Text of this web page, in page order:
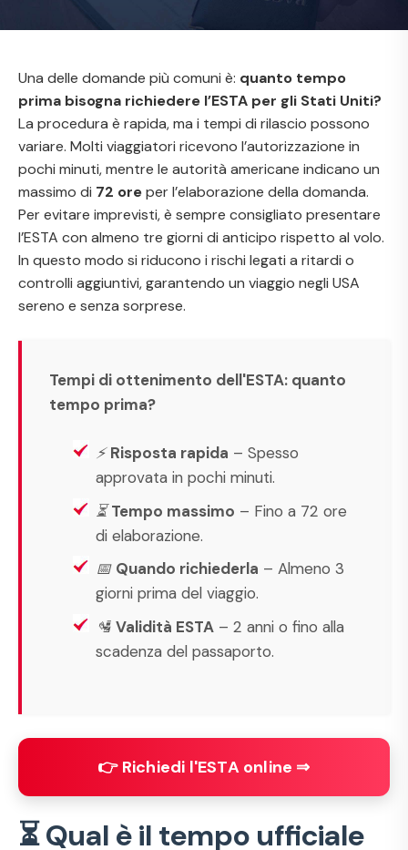
Una delle domande più comuni è: quanto tempo
prima bisogna richiedere l’ESTA per gli Stati Uniti?
La procedura è rapida, ma i tempi di rilascio possono
variare. Molti viaggiatori ricevono l’autorizzazione in
pochi minuti, mentre le autorità americane indicano un
massimo di 72 oreper l’elaborazione della domanda.
Per evitare imprevisti, è sempre consigliato presentare
l’ESTA con almeno tre giorni di anticipo rispetto al volo.
In questo modo si riducono i rischi legati a ritardi o
controlli aggiuntivi, garantendo un viaggio negli USA
sereno e senza sorprese.
Tempi di ottenimento dell'ESTA: quanto
tempo prima?
⚡Risposta rapida – Spesso
approvata in pochi minuti.
⏳Tempo massimo – Fino a 72 ore
di elaborazione.
📅 Quando richiederla – Almeno 3
giorni prima del viaggio.
🛂 Validità ESTA – 2 anni o fino alla
scadenza del passaporto.
👉 Richiedi l'ESTA online ⇒
⏳ Qual è il tempo ufficiale